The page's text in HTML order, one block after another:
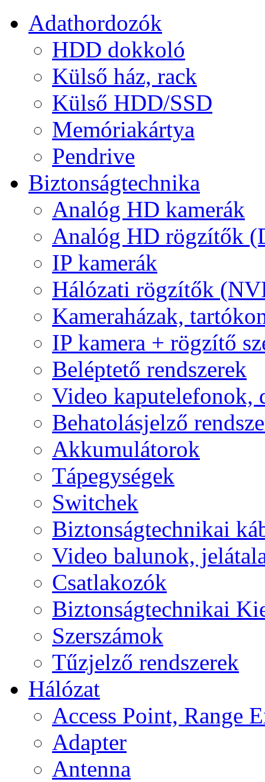
Adathordozók
HDD dokkoló
Külső ház, rack
Külső HDD/SSD
Memóriakártya
Pendrive
Biztonságtechnika
Analóg HD kamerák
Analóg HD rögzítők
IP kamerák
Hálózati rögzítők
Kameraházak,
IP kamera + rögzítő
Beléptető rendszerek
Video kaputelefonok,
Behatolásjelző
Akkumulátorok
Tápegységek
Switchek
Biztonságtechnikai
Video balunok,
Csatlakozók
Biztonságtechnikai
Szerszámok
Tűzjelző rendszerek
Hálózat
Access Point, Range
Adapter
Antenna